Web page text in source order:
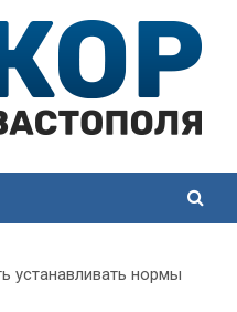
устанавливать нормы